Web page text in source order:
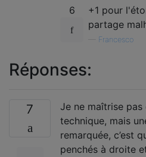
6
+1 pour
partage
Francesco
Réponses:
7
Je ne maîtrise
technique, mais
remarquée, c’est
penchés à droite